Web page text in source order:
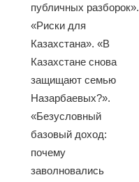
публичных разборок».
«Риски для
Казахстана». «В
Казахстане снова
защищают семью
Назарбаевых?».
«Безусловный
базовый доход:
почему
заволновались